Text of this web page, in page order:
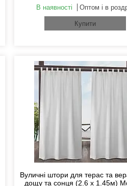
В наявності Оптом і в
Купити
Вуличні штори для терас та
дощу та сонця (2.6 х 1.45м)